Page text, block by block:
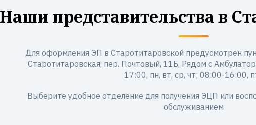
Наши представительства в
Для оформления ЭП в Старотитаровской предусмотрен
Старотитаровская, пер. Почтовый, 11Б, Рядом с
17:00, пн, вт, ср, чт; 08:00-16:00,
Выберите удобное отделение для получения ЭЦП или
обслуживанием